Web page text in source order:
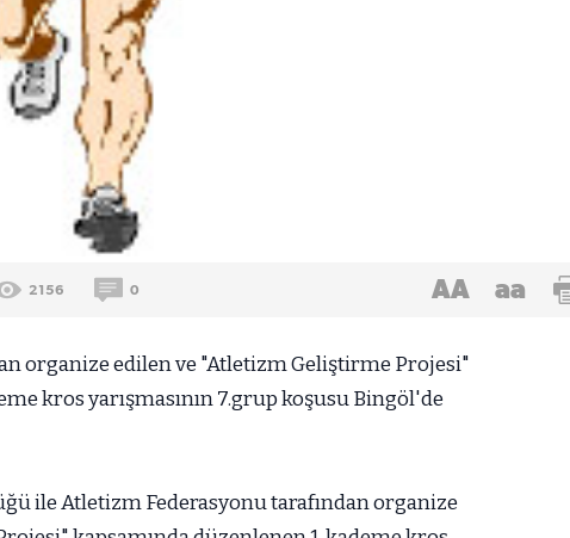
2156 0 AA aa
organize edilen ve "Atletizm Geliştirme Projesi"
kros yarışmasının 7.grup koşusu Bingöl'de
ile Atletizm Federasyonu tarafından organize